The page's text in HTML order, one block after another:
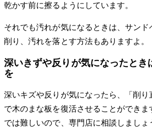
乾かす前に擦るようにしています。
それでも汚れが気になるときは、サンド
削り、汚れを落とす方法もありますよ。
深いきずや反りが気になったとき
を
深いキズや反りが気になったら、「削り
で木のまな板を復活させることができま
では難しいので、専門店に相談しましょ